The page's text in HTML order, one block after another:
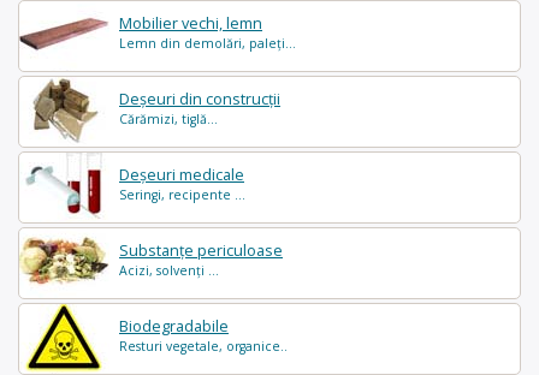
Mobilier vechi, lemn
Lemn din demolări, paleți...
Deșeuri din construcții
Cărămizi, tiglă...
Deșeuri medicale
Seringi, recipente ...
Substanțe periculoase
Acizi, solvenți ...
Biodegradabile
Resturi vegetale, organice..